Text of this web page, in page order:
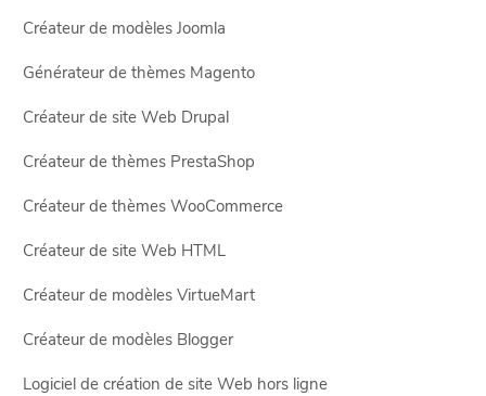
Créateur de modèles Joomla
Générateur de thèmes Magento
Créateur de site Web Drupal
Créateur de thèmes PrestaShop
Créateur de thèmes WooCommerce
Créateur de site Web HTML
Créateur de modèles VirtueMart
Créateur de modèles Blogger
Logiciel de création de site Web hors ligne